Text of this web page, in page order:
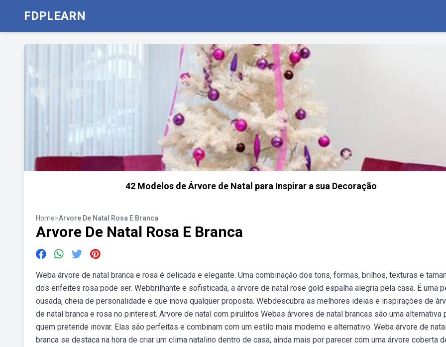
FDPLEARN
42 Modelos de Árvore de Natal para Inspirar a sua Decoração
Home>Arvore De Natal Rosa E Branca
Arvore De Natal Rosa E Branca
Weba árvore de natal branca e rosa é delicada e elegante. Uma combinação dos tons, formas, brilhos, texturas e
dos enfeites rosa pode ser. Webbrilhante e sofisticada, a árvore de natal rose gold espalha alegria pela casa. É uma
ousada, cheia de personalidade e que inova qualquer proposta. Webdescubra as melhores ideias e inspirações de
de natal branca e rosa no pinterest. Arvore de natal com pirulitos Webas árvores de natal brancas são uma alternativa
quem pretende inovar. Elas são perfeitas e combinam com um estilo mais moderno e alternativo. Weba árvore de
branca se destaca na hora de criar um clima natalino dentro de casa, ainda mais por parecer com uma árvore coberta